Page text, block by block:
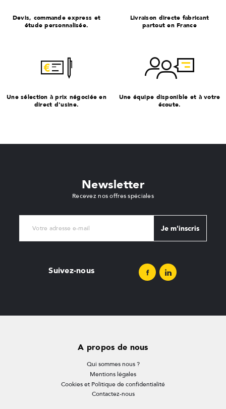
Devis, commande express et
étude personnalisée.
Livraison directe fabricant
partout en France
Une sélection à prix négociée en
direct d'usine.
Une équipe disponible et à votre
écoute.
Newsletter
Recevez nos offres spéciales
Je m'inscris
Suivez-nous
A propos de nous
Qui sommes nous ?
Mentions légales
Cookies et Politique de confidentialité
Contactez-nous